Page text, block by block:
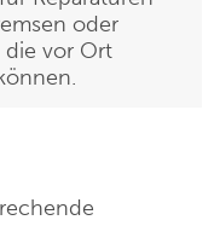
oder
die vor Ort